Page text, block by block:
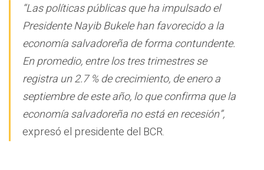
“Las políticas públicas que ha impulsado el
Presidente Nayib Bukele han favorecido a la
economía salvadoreña de forma contundente.
En promedio, entre los tres trimestres se
registra un 2.7 % de crecimiento, de enero a
septiembre de este año, lo que confirma que la
economía salvadoreña no está en recesión”,
expresó el presidente del BCR.